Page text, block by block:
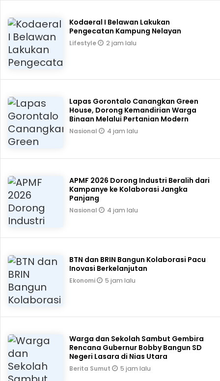
Kodaeral I Belawan Lakukan
Pengecatan Kampung Nelayan
Lifestyle 2 jam lalu
Lapas Gorontalo Canangkan Green
House, Dorong Kemandirian Warga
Binaan Melalui Pertanian Modern
Nasional 4 jam lalu
APMF 2026 Dorong Industri Beralih dari
Kampanye ke Kolaborasi Jangka
Panjang
Nasional 4 jam lalu
BTN dan BRIN Bangun Kolaborasi Pacu
Inovasi Berkelanjutan
Ekonomi 5 jam lalu
Warga dan Sekolah Sambut Gembira
Rencana Gubernur Bobby Bangun SD
Negeri Lasara di Nias Utara
Berita Sumut 5 jam lalu